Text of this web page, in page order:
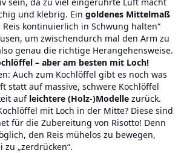
und klebrig. Ein goldenes Mittelmaß
Reis kontinuierlich in Schwung halten“
um zwischendurch mal den Arm zu
genau die richtige Herangehensweise.
– aber am besten mit Loch!
Auch zum Kochlöffel gibt es noch was
statt auf massive, schwere Kochlöffel
auf leichtere (Holz-)Modelle zurück.
mit Loch in der Mitte? Diese sind
für die Zubereitung von Risotto! Denn
den Reis mühelos zu bewegen,
„zerdrücken“.